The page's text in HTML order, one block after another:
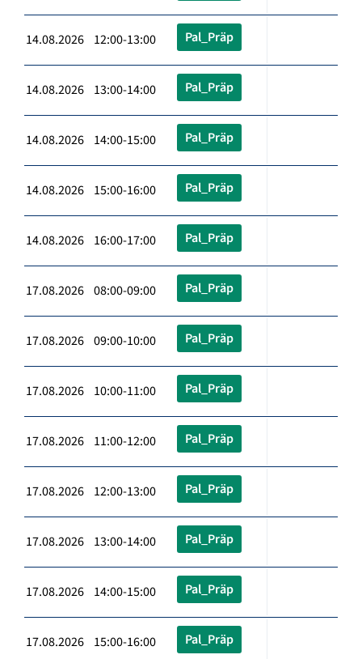
14.08.2026 12:00-13:00 Pal_Präp
14.08.2026 13:00-14:00 Pal_Präp
14.08.2026 14:00-15:00 Pal_Präp
14.08.2026 15:00-16:00 Pal_Präp
14.08.2026 16:00-17:00 Pal_Präp
17.08.2026 08:00-09:00 Pal_Präp
17.08.2026 09:00-10:00 Pal_Präp
17.08.2026 10:00-11:00 Pal_Präp
17.08.2026 11:00-12:00 Pal_Präp
17.08.2026 12:00-13:00 Pal_Präp
17.08.2026 13:00-14:00 Pal_Präp
17.08.2026 14:00-15:00 Pal_Präp
17.08.2026 15:00-16:00 Pal_Präp